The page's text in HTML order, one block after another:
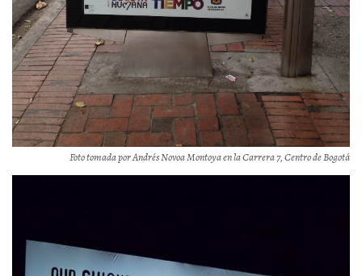
Foto tomada por Andrés Novoa Montoya en la Carrera 7, Centro de Bogotá